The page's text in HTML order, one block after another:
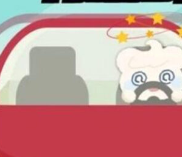
罪之「第四宗罪」Mission Impossible 但 Uber 唔止話之
日日撞，預咗㗎啦
SI 3.0 陳列室進駐啟德AIRSIDE 同場3款全新車型周末快
豐田Century SUV
」再嚟喇